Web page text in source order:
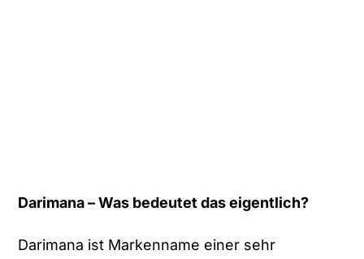
Darimana – Was bedeutet das eigentlich?
Darimana ist Markenname einer sehr